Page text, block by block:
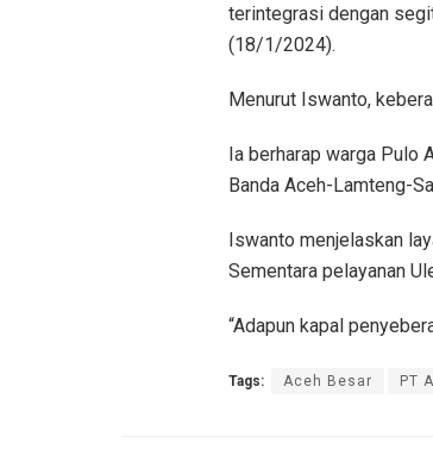
terintegrasi dengan
(18/1/2024).
Menurut Iswanto,
Ia berharap warga Pulo
Banda Aceh-Lamteng-
Iswanto menjelaskan
Sementara pelayanan
“Adapun kapal
Tags: Aceh Besar PT